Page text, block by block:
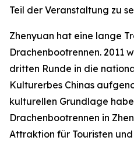
Teil der Veranstaltung zu
Zhenyuan hat eine lange
Drachenbootrennen. 2011
dritten Runde in die
Kulturerbes Chinas
kulturellen Grundlage
Drachenbootrennen in
Attraktion für Touristen